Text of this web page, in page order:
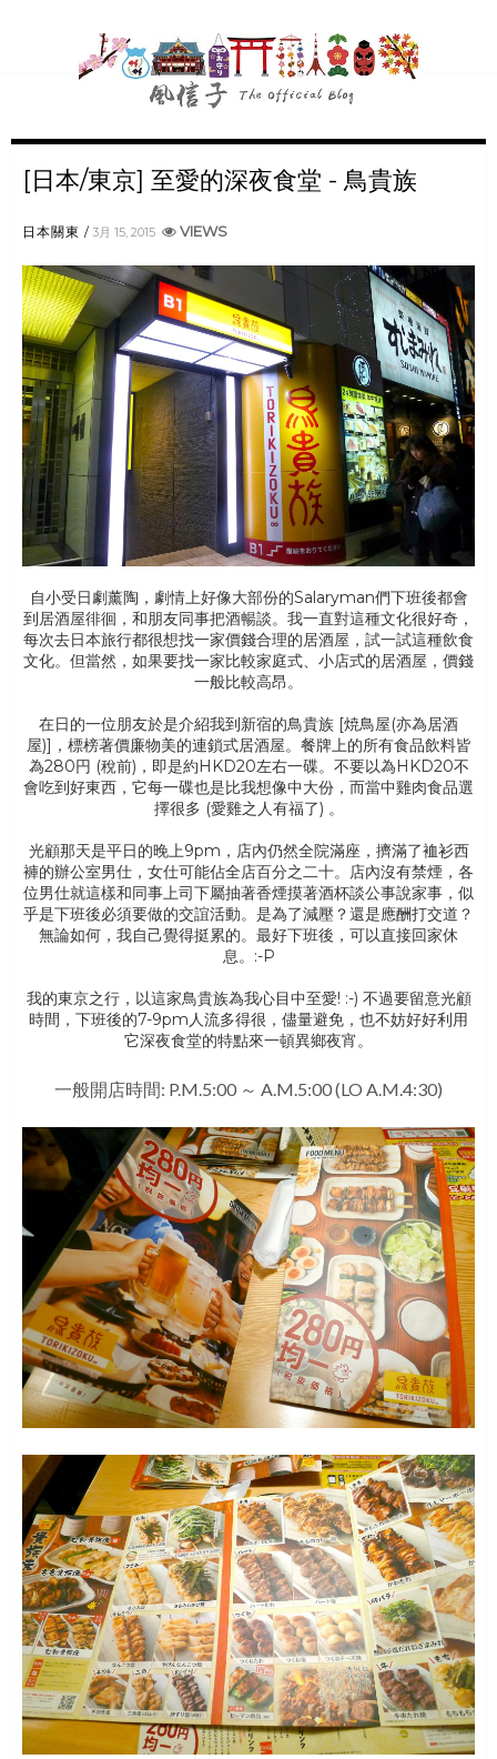
[日本/東京] 至愛的深夜食堂 - 鳥貴族
日本關東 3月 15, 2015 VIEWS
自小受日劇薰陶，劇情上好像大部份的Salaryman們下班後都會
到居酒屋徘徊，和朋友同事把酒暢談。我一直對這種文化很好奇，
每次去日本旅行都很想找一家價錢合理的居酒屋，試一試這種飲食
文化。但當然，如果要找一家比較家庭式、小店式的居酒屋，價錢
一般比較高昂。
在日的一位朋友於是介紹我到新宿的鳥貴族 [焼鳥屋(亦為居酒
屋)]，標榜著價廉物美的連鎖式居酒屋。餐牌上的所有食品飲料皆
為280円 (稅前)，即是約HKD20左右一碟。不要以為HKD20不
會吃到好東西，它每一碟也是比我想像中大份，而當中雞肉食品選
擇很多 (愛雞之人有福了) 。
光顧那天是平日的晚上9pm，店內仍然全院滿座，擠滿了裇衫西
褲的辦公室男仕，女仕可能佔全店百分之二十。店內沒有禁煙，各
位男仕就這樣和同事上司下屬抽著香煙摸著酒杯談公事說家事，似
乎是下班後必須要做的交誼活動。是為了減壓？還是應酬打交道？
無論如何，我自己覺得挺累的。最好下班後，可以直接回家休
息。:-P
我的東京之行，以這家鳥貴族為我心目中至愛! :-) 不過要留意光顧
時間，下班後的7-9pm人流多得很，儘量避免，也不妨好好利用
它深夜食堂的特點來一頓異鄉夜宵。
一般開店時間: P.M.5:00 ～ A.M.5:00 (LO A.M.4:30)